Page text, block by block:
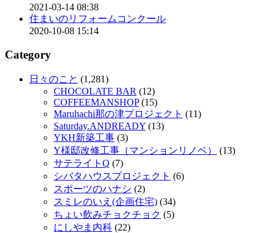
2021-03-14 08:38
住まいのリフォームコンクール
2020-10-08 15:14
Category
日々のこと (1,281)
CHOCOLATE BAR (12)
COFFEEMANSHOP(15)
Maruhachi那の津プロジェクト (11)
Saturday.ANDREADY (13)
YKH新築工事 (3)
Y様邸改修工事（マンションリノベ）
(13)
サテライトQ (7)
シバタハウスプロジェクト (6)
スポーツのハナシ (2)
スミレのいえ(企画住宅) (34)
ちょい飲みチョクチョク (5)
にしやま内科 (22)